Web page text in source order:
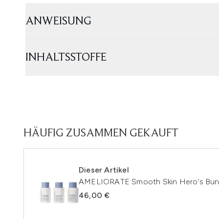
ANWEISUNG
INHALTSSTOFFE
HÄUFIG ZUSAMMEN GEKAUFT
Dieser Artikel
AMELIORATE Smooth Skin Hero's
46,00 €